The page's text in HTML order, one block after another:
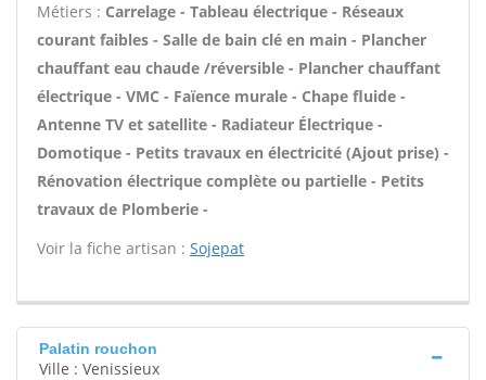
Métiers : Carrelage - Tableau électrique - Réseaux
courant faibles - Salle de bain clé en main - Plancher
chauffant eau chaude /réversible - Plancher chauffant
électrique - VMC - Faïence murale - Chape fluide -
Antenne TV et satellite - Radiateur Électrique -
Domotique - Petits travaux en électricité (Ajout prise) -
Rénovation électrique complète ou partielle - Petits
travaux de Plomberie -
Voir la fiche artisan : Sojepat
Palatin rouchon
Ville : Venissieux